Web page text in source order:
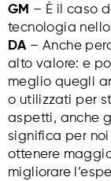
GM – È il caso
tecnologia
DA– Anche
alto valore: e
meglio quegli
o utilizzati per
aspetti, anche
significa per
ottenere
migliorare